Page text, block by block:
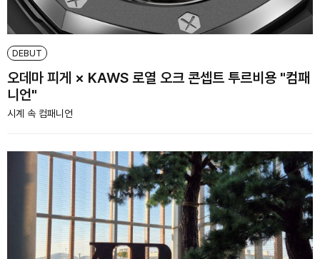
DEBUT
오데마 피게 × KAWS 로열 오크 콘셉트 투르비용 "컴패
니언"
시계 속 컴패니언